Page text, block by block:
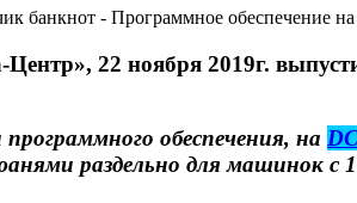
22 ноября 2019г.
программного обеспечения, на
раздельно для машинок с